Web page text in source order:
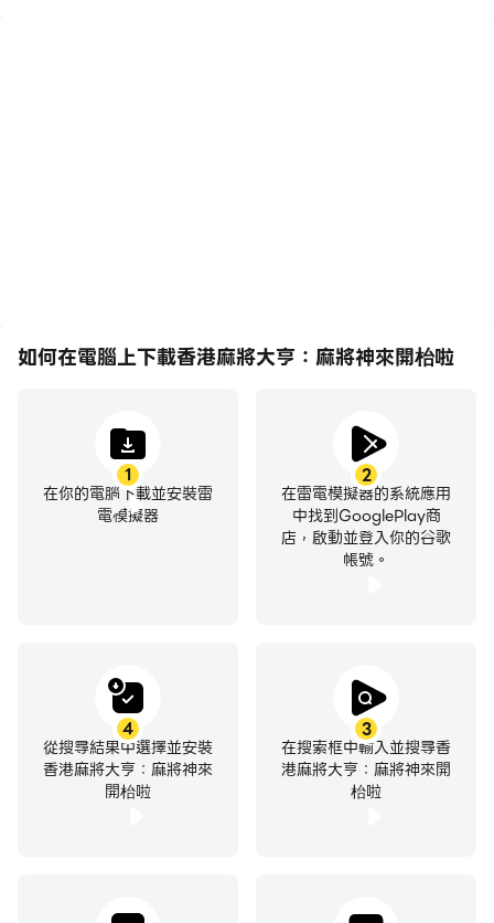
如何在電腦上下載香港麻將大亨：麻將神來開枱啦
1
在你的電腦下載並安裝雷
電模擬器
2
在雷電模擬器的系統應用
中找到GooglePlay商
店，啟動並登入你的谷歌
帳號。
3
在搜索框中輸入並搜尋香
港麻將大亨：麻將神來開
枱啦
4
從搜尋結果中選擇並安裝
香港麻將大亨：麻將神來
開枱啦